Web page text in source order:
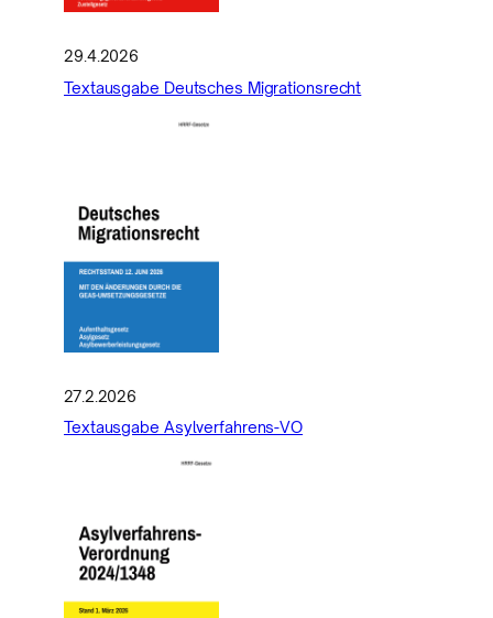
29.4.2026
Textausgabe Deutsches Migrationsrecht
27.2.2026
Textausgabe Asylverfahrens-VO